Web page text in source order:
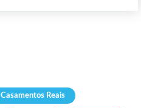
Casamentos Reais